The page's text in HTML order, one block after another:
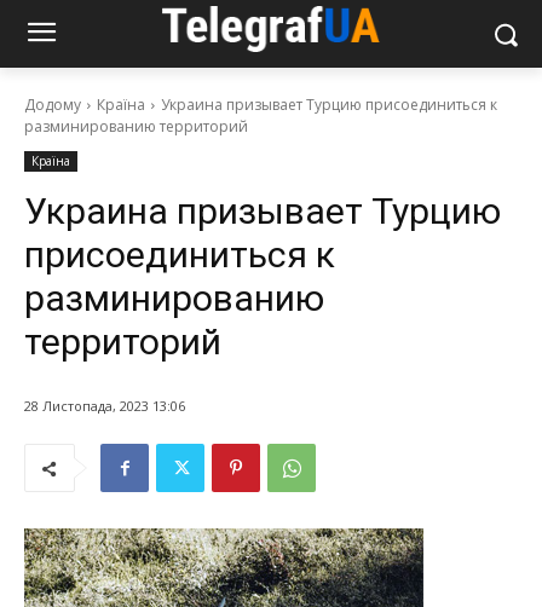
Додому Країна
Украина призывает Турцию присоединиться к
разминированию территорий
Країна
Украина призывает Турцию
присоединиться к
разминированию
территорий
28 Листопада, 2023 13:06